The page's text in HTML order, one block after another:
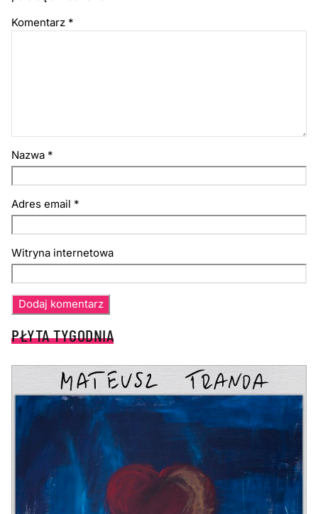
Komentarz *
Nazwa *
Adres email *
Witryna internetowa
PŁYTA TYGODNIA